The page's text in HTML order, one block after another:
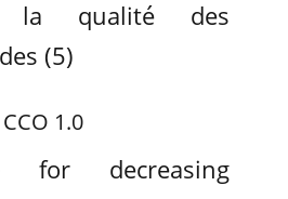
la qualité des
(5)
1.0
for decreasing